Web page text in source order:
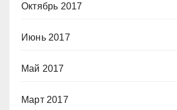
Октябрь 2017
Июнь 2017
Май 2017
Март 2017